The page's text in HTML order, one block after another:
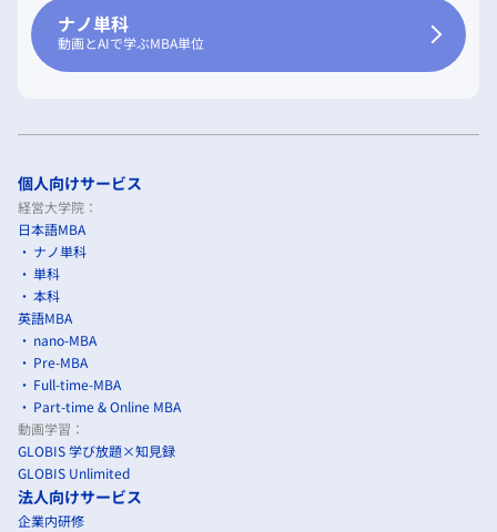
ナノ単科
動画とAIで学ぶMBA単位
個人向けサービス
経営大学院：
日本語MBA
ナノ単科
単科
本科
英語MBA
nano-MBA
Pre-MBA
Full-time-MBA
Part-time & Online MBA
動画学習：
GLOBIS 学び放題×知見録
GLOBIS Unlimited
法人向けサービス
企業内研修